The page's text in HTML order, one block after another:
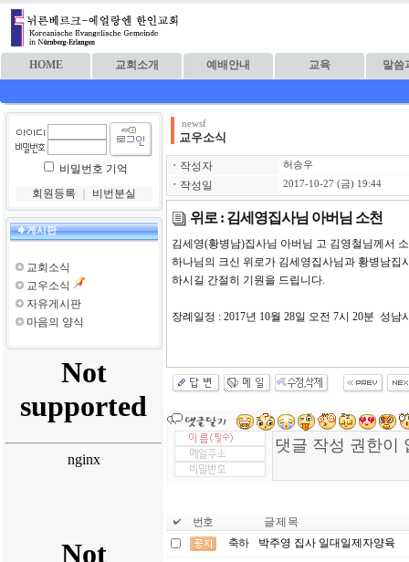
HOME 교회소개 예배안내 교육 말씀
비밀번호 기억
회원등록
비번분실
게시판
교회소식
교우소식
자유게시판
마음의 양식
newsf
교우소식
ㆍ 작성자 허승우
ㆍ 작성일 2017-10-27 (금) 19:44
위로 : 김세영집사님 아버님 소천
김세영(황병남)집사님 아버님 고 김영철님께서
하나님의 크신 위로가 김세영집사님과 황병남집
하시길 간절히 기원을 드립니다.
장례일정 : 2017년 10월 28일 오전 7시 20분 성남
번호
글 제 목
축하
박주영 집사 일대일제자양육